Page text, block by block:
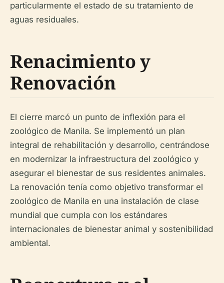
particularmente el estado de su tratamiento de
aguas residuales.
Renacimiento y
Renovación
El cierre marcó un punto de inflexión para el
zoológico de Manila. Se implementó un plan
integral de rehabilitación y desarrollo, centrándose
en modernizar la infraestructura del zoológico y
asegurar el bienestar de sus residentes animales.
La renovación tenía como objetivo transformar el
zoológico de Manila en una instalación de clase
mundial que cumpla con los estándares
internacionales de bienestar animal y sostenibilidad
ambiental.